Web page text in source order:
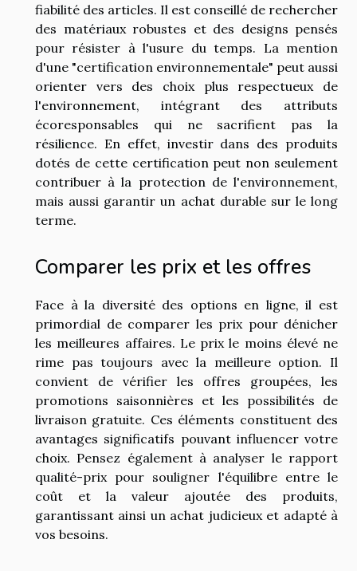
fiabilité des articles. Il est conseillé de rechercher
des matériaux robustes et des designs pensés
pour résister à l'usure du temps. La mention
d'une "certification environnementale" peut aussi
orienter vers des choix plus respectueux de
l'environnement, intégrant des attributs
écoresponsables qui ne sacrifient pas la
résilience. En effet, investir dans des produits
dotés de cette certification peut non seulement
contribuer à la protection de l'environnement,
mais aussi garantir un achat durable sur le long
terme.
Comparer les prix et les offres
Face à la diversité des options en ligne, il est
primordial de comparer les prix pour dénicher
les meilleures affaires. Le prix le moins élevé ne
rime pas toujours avec la meilleure option. Il
convient de vérifier les offres groupées, les
promotions saisonnières et les possibilités de
livraison gratuite. Ces éléments constituent des
avantages significatifs pouvant influencer votre
choix. Pensez également à analyser le rapport
qualité-prix pour souligner l'équilibre entre le
coût et la valeur ajoutée des produits,
garantissant ainsi un achat judicieux et adapté à
vos besoins.